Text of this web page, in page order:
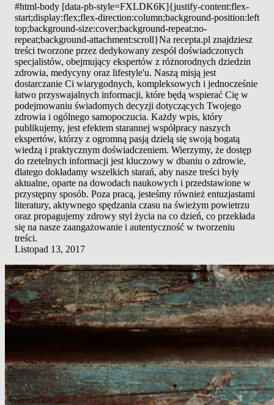
#html-body [data-pb-style=FXLDK6K]{justify-content:flex-
start;display:flex;flex-direction:column;background-position:left
top;background-size:cover;background-repeat:no-
repeat;background-attachment:scroll}Na recepta.pl znajdziesz
treści tworzone przez dedykowany zespół doświadczonych
specjalistów, obejmujący ekspertów z różnorodnych dziedzin
zdrowia, medycyny oraz lifestyle'u. Naszą misją jest
dostarczanie Ci wiarygodnych, kompleksowych i jednocześnie
łatwo przyswajalnych informacji, które będą wspierać Cię w
podejmowaniu świadomych decyzji dotyczących Twojego
zdrowia i ogólnego samopoczucia. Każdy wpis, który
publikujemy, jest efektem starannej współpracy naszych
ekspertów, którzy z ogromną pasją dzielą się swoją bogatą
wiedzą i praktycznym doświadczeniem. Wierzymy, że dostęp
do rzetelnych informacji jest kluczowy w dbaniu o zdrowie,
dlatego dokładamy wszelkich starań, aby nasze treści były
aktualne, oparte na dowodach naukowych i przedstawione w
przystępny sposób. Poza pracą, jesteśmy również entuzjastami
literatury, aktywnego spędzania czasu na świeżym powietrzu
oraz propagujemy zdrowy styl życia na co dzień, co przekłada
się na nasze zaangażowanie i autentyczność w tworzeniu
treści.
Listopad 13, 2017